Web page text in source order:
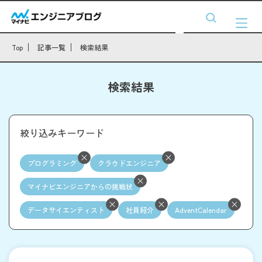
Top 記事一覧 検索結果
検索結果
絞り込みキーワード
プログラミング クラウドエンジニア
マイナビエンジニアからの挑戦状
データサイエンティスト 社員紹介 AdventCalendar